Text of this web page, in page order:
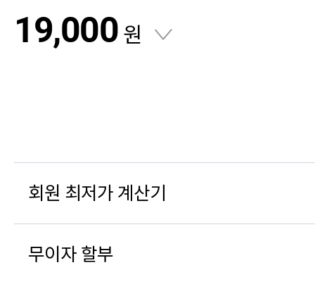
19,000 원
회원 최저가 계산기
무이자 할부